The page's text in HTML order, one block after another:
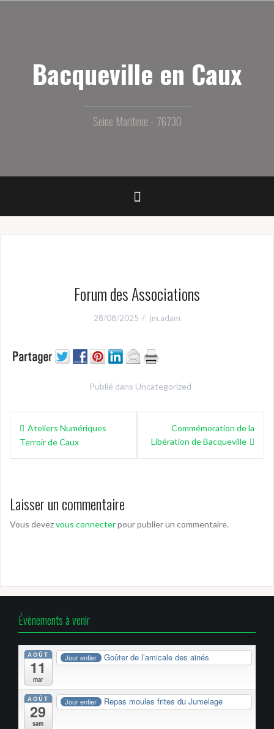
Bacqueville en Caux
Seine Maritime - 76730
Forum des Associations
28/08/2025 jm.adam
Publié dans Uncategorized
Navigation
de Ateliers Numériques
Terroir de Caux
Commémoration de la
Libération de Bacqueville
Laisser un commentaire
Vous devezvous connecterpour publier un commentaire.
Évènements à venir
AOÛT
11
mar
Jour entier Goûter de l’amicale des ainés
AOÛT
29
sam
Jour entier Repas moules frites du Jumelage